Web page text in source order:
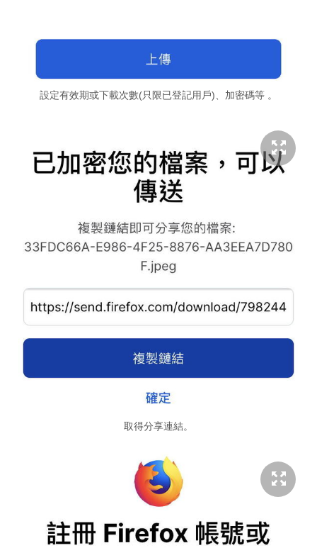
設定有效期或下載次數(只限已登記用戶)、加密碼等 。
取得分享連結。